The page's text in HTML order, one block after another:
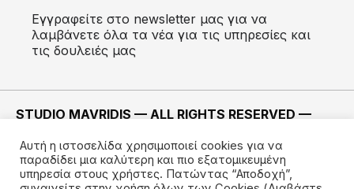
Εγγραφείτε στο newsletter μας για να
λαμβάνετε όλα τα νέα για τις υπηρεσίες και
τις δουλειές μας
STUDIO MAVRIDIS — ALL RIGHTS RESERVED —
ΚΑΤΑΣΚΕΥΗ —IMODE
Αυτή η ιστοσελίδα χρησιμοποιεί cookies για να
παραδίδει μια καλύτερη και πιο εξατομικευμένη
υπηρεσία στους χρήστες. Πατώντας “Αποδοχή”,